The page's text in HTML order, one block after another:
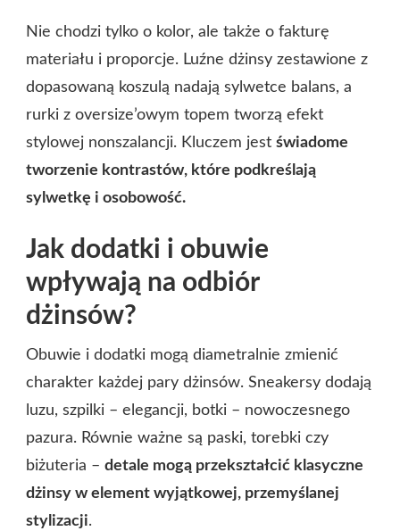
Nie chodzi tylko o kolor, ale także o fakturę
materiału i proporcje. Luźne dżinsy zestawione z
dopasowaną koszulą nadają sylwetce balans, a
rurki z oversize’owym topem tworzą efekt
stylowej nonszalancji. Kluczem jest świadome
tworzenie kontrastów, które podkreślają
sylwetkę i osobowość.
Jak dodatki i obuwie
wpływają na odbiór
dżinsów?
Obuwie i dodatki mogą diametralnie zmienić
charakter każdej pary dżinsów. Sneakersy dodają
luzu, szpilki – elegancji, botki – nowoczesnego
pazura. Równie ważne są paski, torebki czy
biżuteria – detale mogą przekształcić klasyczne
dżinsy w element wyjątkowej, przemyślanej
stylizacji.